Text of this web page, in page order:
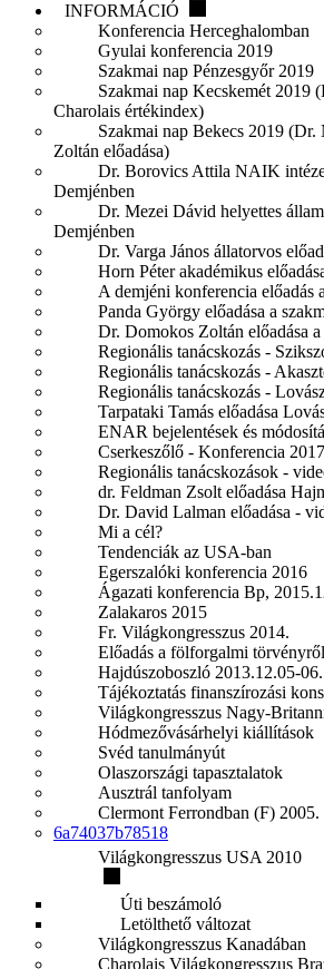
INFORMÁCIÓ
Konferencia Herceghalomban
Gyulai konferencia 2019
Szakmai nap Pénzesgyőr 2019
Szakmai nap Kecskemét 2019
Charolais értékindex)
Szakmai nap Bekecs 2019
Zoltán előadása)
Dr. Borovics Attila NAIK
Demjénben
Dr. Mezei Dávid helyettes
Demjénben
Dr. Varga János állatorvos
Horn Péter akadémikus
A demjéni konferencia előadás
Panda György előadása a
Dr. Domokos Zoltán előadása
Regionális tanácskozás -
Regionális tanácskozás -
Regionális tanácskozás -
Tarpataki Tamás előadása
ENAR bejelentések és
Cserkeszőlő - Konferencia
Regionális tanácskozások -
dr. Feldman Zsolt előadása
Dr. David Lalman előadása -
Mi a cél?
Tendenciák az USA-ban
Egerszalóki konferencia 2016
Ágazati konferencia Bp,
Zalakaros 2015
Fr. Világkongresszus 2014.
Előadás a fölforgalmi törvényről
Hajdúszoboszló 2013.12.05-06.
Tájékoztatás finanszírozási
Világkongresszus Nagy-
Hódmezővásárhelyi kiállítások
Svéd tanulmányút
Olaszországi tapasztalatok
Ausztrál tanfolyam
Clermont Ferrondban (F) 2005.
6a74037b78518
Világkongresszus USA 2010
Úti beszámoló
Letölthető változat
Világkongresszus Kanadában
Charolais Világkongresszus